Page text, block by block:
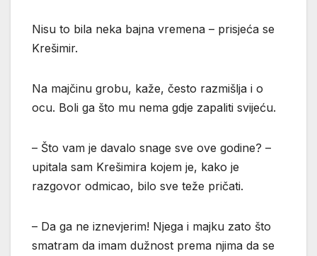
Nisu to bila neka bajna vremena – prisjeća se
Krešimir.
Na majčinu grobu, kaže, često razmišlja i o
ocu. Boli ga što mu nema gdje zapaliti svijeću.
– Što vam je davalo snage sve ove godine? –
upitala sam Krešimira kojem je, kako je
razgovor odmicao, bilo sve teže pričati.
– Da ga ne iznevjerim! Njega i majku zato što
smatram da imam dužnost prema njima da se